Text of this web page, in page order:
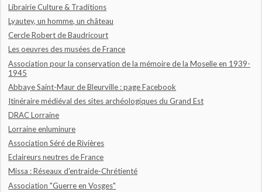
Librairie Culture & Traditions
Lyautey, un homme, un château
Cercle Robert de Baudricourt
Les oeuvres des musées de France
Association pour la conservation de la mémoire de la Moselle en 1939-
1945
Abbaye Saint-Maur de Bleurville : page Facebook
Itinéraire médiéval des sites archéologiques du Grand Est
DRAC Lorraine
Lorraine enluminure
Association Séré de Rivières
Eclaireurs neutres de France
Missa : Réseaux d'entraide-Chrétienté
Association "Guerre en Vosges"